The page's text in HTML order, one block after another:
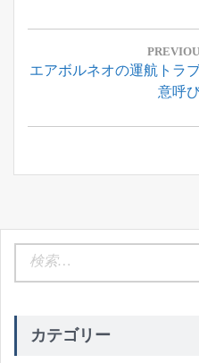
投
ナ
ゲ
シ
ン
Previous
エアボルネオの運航トラ
意呼
カテゴリー